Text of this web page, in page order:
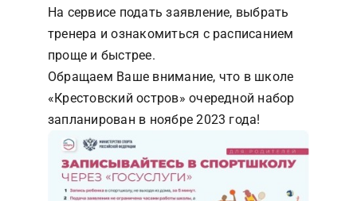
Контакты
Противодействие наркотикам
На сервисе подать заявление, выбрать
тренера и ознакомиться с расписанием
проще и быстрее.
Обращаем Ваше внимание, что в школе
«Крестовский остров» очередной набор
запланирован в ноябре 2023 года!